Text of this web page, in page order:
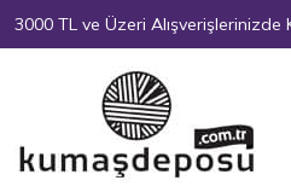
3000 TL ve Üzeri Alışverişlerinizde